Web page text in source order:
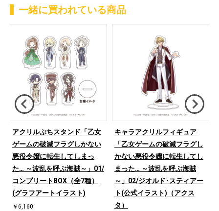
一緒に買われている商品
アクリルぷちスタンド「乙女
ゲームの破滅フラグしかない
悪役令嬢に転生してしまっ
た… ～波乱を呼ぶ海賊～」01/
コンプリートBOX（全7種）
(グラフアートイラスト)
￥6,160
キャラアクリルフィギュア
「乙女ゲームの破滅フラグし
かない悪役令嬢に転生してし
まった… ～波乱を呼ぶ海賊
～」02/ジオルド･スティアー
ト(公式イラスト)（アクス
タ）